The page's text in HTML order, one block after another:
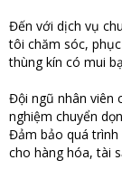
Đến với dịch vụ
tôi chăm sóc,
thùng kín có mui
Đội ngũ nhân viên
nghiệm chuyển
Đảm bảo quá trình
cho hàng hóa, tài